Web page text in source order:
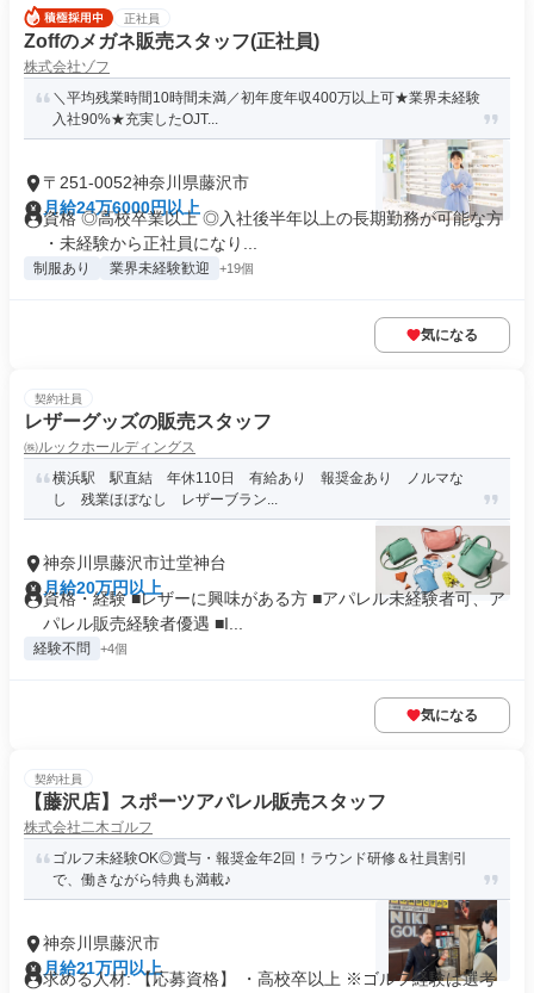
正社員
Zoffのメガネ販売スタッフ(正社員)
株式会社ゾフ
＼平均残業時間10時間未満／初年度年収400万以上可★業界未経験
入社90%★充実したOJT...
〒251-0052神奈川県藤沢市
月給24万6000円以上
資格 ◎高校卒業以上 ◎入社後半年以上の長期勤務が可能な方
・未経験から正社員になり...
制服あり 業界未経験歓迎 +19個
気になる
契約社員
レザーグッズの販売スタッフ
㈱ルックホールディングス
横浜駅 駅直結 年休110日 有給あり 報奨金あり ノルマな
し 残業ほぼなし レザーブラン...
神奈川県藤沢市辻堂神台
月給20万円以上
資格・経験 ■レザーに興味がある方 ■アパレル未経験者可、ア
パレル販売経験者優遇 ■I...
経験不問 +4個
気になる
契約社員
【藤沢店】スポーツアパレル販売スタッフ
株式会社二木ゴルフ
ゴルフ未経験OK◎賞与・報奨金年2回！ラウンド研修＆社員割引
で、働きながら特典も満載♪
神奈川県藤沢市
月給21万円以上
求める人材: 【応募資格】 ・高校卒以上 ※ゴルフ経験は選考